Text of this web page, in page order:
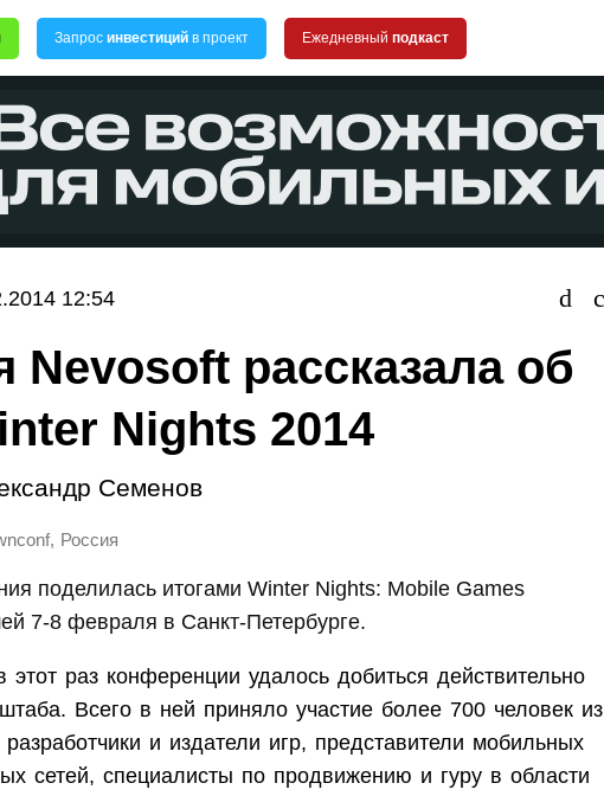
Запрос инвестиций в проект Ежедневный подкаст
12:54
Nevosoft рассказала об
Nights 2014
Семенов
, Россия
поделилась итогами Winter Nights: Mobile Games
7-8 февраля в Санкт-Петербурге.
раз конференции удалось добиться действительно
Всего в ней приняло участие более 700 человек из
и издатели игр, представители мобильных
сетей, специалисты по продвижению и гуру в области